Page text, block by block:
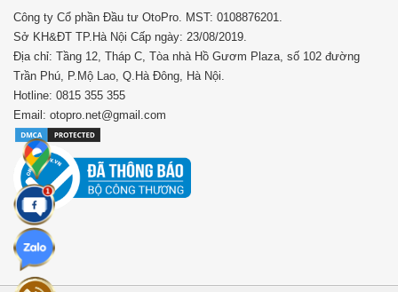
Công ty Cổ phần Đầu tư OtoPro. MST: 0108876201.
Sở KH&ĐT TP.Hà Nội Cấp ngày: 23/08/2019.
Địa chỉ: Tầng 12, Tháp C, Tòa nhà Hồ Gươm Plaza, số 102 đường
Trần Phú, P.Mộ Lao, Q.Hà Đông, Hà Nội.
Hotline: 0815 355 355
Email: otopro.net@gmail.com